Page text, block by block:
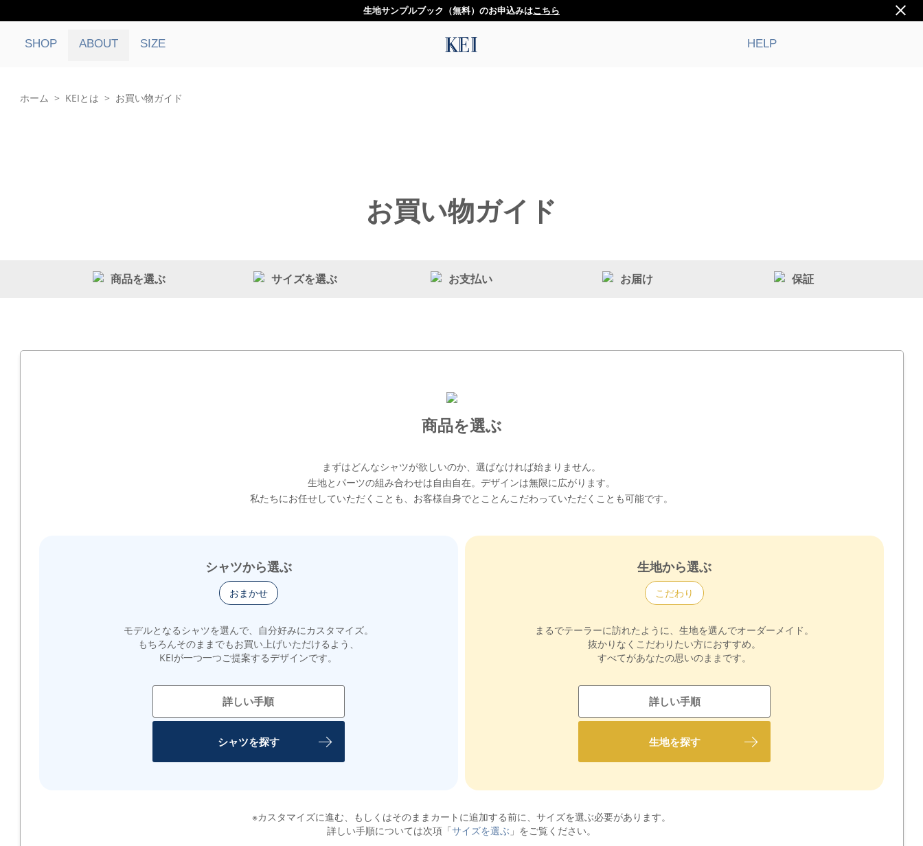
生地サンプルブック（無料）のお申込みはこちら
SHOP ABOUT SIZE HELP
ホーム > KEIとは > お買い物ガイド
お買い物ガイド
商品を選ぶ サイズを選ぶ お支払い お届け 保証
商品を選ぶ
まずはどんなシャツが欲しいのか、選ばなければ始まりません。
生地とパーツの組み合わせは自由自在。デザインは無限に広がります。
私たちにお任せしていただくことも、お客様自身でとことんこだわっていただくことも可能です。
シャツから選ぶ
おまかせ
モデルとなるシャツを選んで、自分好みにカスタマイズ。
もちろんそのままでもお買い上げいただけるよう、
KEIが一つ一つご提案するデザインです。
詳しい手順
シャツを探す
生地から選ぶ
こだわり
まるでテーラーに訪れたように、生地を選んでオーダーメイド。
抜かりなくこだわりたい方におすすめ。
すべてがあなたの思いのままです。
詳しい手順
生地を探す
※カスタマイズに進む、もしくはそのままカートに追加する前に、サイズを選ぶ必要があります。
詳しい手順については次項「サイズを選ぶ 」をご覧ください。